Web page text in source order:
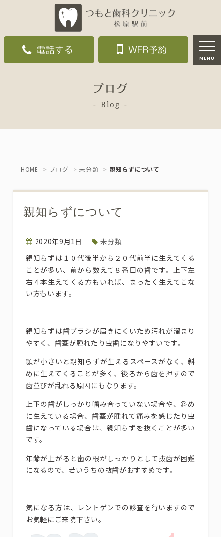
電話する WEB予約
MENU
ブログ
Blog
HOME ブログ 未分類 親知らずについて
親知らずについて
2020年9月1日
未分類
親知らずは１０代後半から２０代前半に生えてくる
ことが多い、前から数えて８番目の歯です。上下左
右４本生えてくる方もいれば、まったく生えてこな
い方もいます。
親知らずは歯ブラシが届きにくいため汚れが溜まり
やすく、歯茎が腫れたり虫歯になりやすいです。
顎が小さいと親知らずが生えるスペースがなく、斜
めに生えてくることが多く、後ろから歯を押すので
歯並びが乱れる原因にもなります。
上下の歯がしっかり噛み合っていない場合や、斜め
に生えている場合、歯茎が腫れて痛みを感じたり虫
歯になっている場合は、親知らずを抜くことが多い
です。
年齢が上がると歯の根がしっかりとして抜歯が困難
になるので、若いうちの抜歯がおすすめです。
気になる方は、レントゲンでの診査を行いますので
お気軽にご来院下さい。